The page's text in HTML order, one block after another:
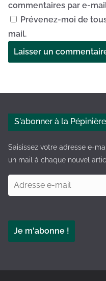
commentaires par e-
Prévenez-moi de
mail.
e
v
S'abonner à la Pépinière
Saisissez votre adresse e-
un mail à chaque nouvel
d
e
s
e
Je m'abonne !